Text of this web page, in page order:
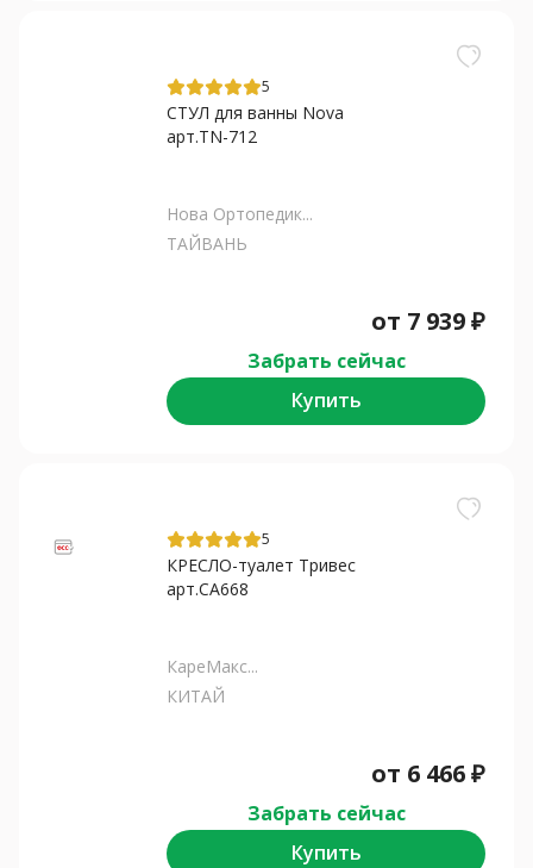
5
СТУЛ для ванны Nova
арт.TN-712
Нова Ортопедик...
ТАЙВАНЬ
от 7 939₽
Забрать сейчас
Купить
5
КРЕСЛО-туалет Тривес
арт.СА668
КареМакс...
КИТАЙ
от 6 466₽
Забрать сейчас
Купить